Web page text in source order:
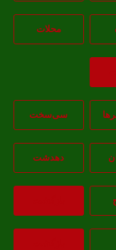
محلات
سی‌سخت
دهدشت